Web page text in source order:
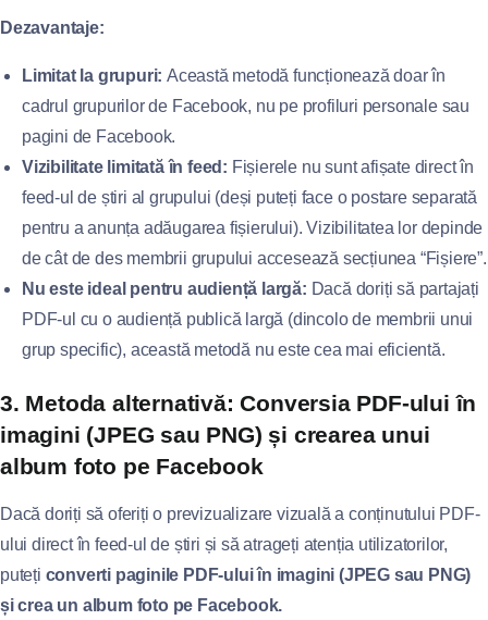
Dezavantaje:
Limitat la grupuri: Această metodă funcționează doar în
cadrul grupurilor de Facebook, nu pe profiluri personale sau
pagini de Facebook.
Vizibilitate limitată în feed: Fișierele nu sunt afișate direct în
feed-ul de știri al grupului (deși puteți face o postare separată
pentru a anunța adăugarea fișierului). Vizibilitatea lor depinde
de cât de des membrii grupului accesează secțiunea “Fișiere”.
Nu este ideal pentru audiență largă: Dacă doriți să partajați
PDF-ul cu o audiență publică largă (dincolo de membrii unui
grup specific), această metodă nu este cea mai eficientă.
3. Metoda alternativă: Conversia PDF-ului în
imagini (JPEG sau PNG) și crearea unui
album foto pe Facebook
Dacă doriți să oferiți o previzualizare vizuală a conținutului PDF-
ului direct în feed-ul de știri și să atrageți atenția utilizatorilor,
puteți converti paginile PDF-ului în imagini (JPEG sau PNG)
și crea un album foto pe Facebook.